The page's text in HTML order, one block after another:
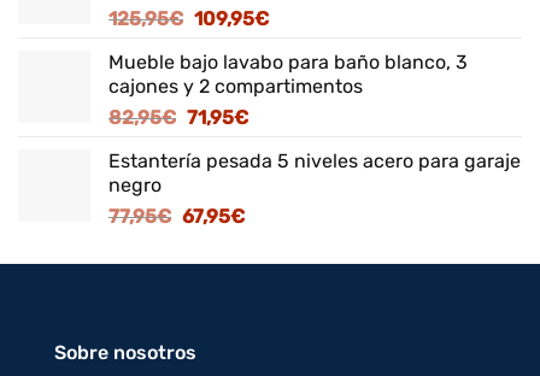
125,95€ El
original
era:
125,95€.
109,95€El
actual
es:
Mueble bajo lavabo para baño blanco, 3
cajones y 2 compartimentos
82,95€ El
original
82,95€.
71,95€El
actual
Estantería pesada 5 niveles acero para garaje
negro
77,95€ El
original
67,95€El
actual
Sobre nosotros